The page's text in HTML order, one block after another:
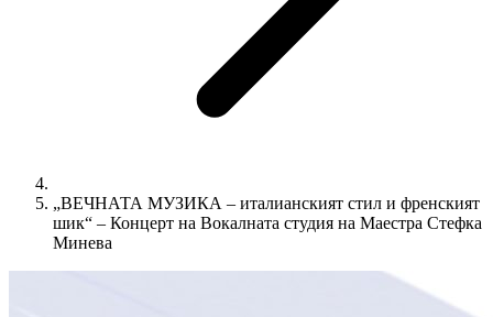
„ВЕЧНАТА МУЗИКА – италианският стил и френският
шик“ – Концерт на Вокалната студия на Маестра Стефка
Минева